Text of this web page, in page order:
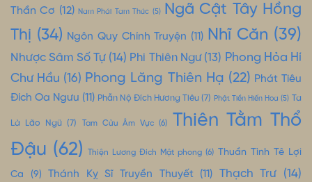
Thần Cơ (12) Nam Phái Tam Thúc (5)
Ngã Cật Tây Hồng
Thị (34) Ngôn Quy Chính Truyện (11) Nhĩ Căn (39)
Nhược Sâm Số Tự(14) Phi Thiên Ngư(13) Phong Hỏa Hí
Chư Hầu (16) Phong Lăng Thiên Hạ (22) Phát Tiêu
Đích Oa Ngưu (11) Phẫn Nộ Đích Hương Tiêu (7) Phật Tiền Hiến Hoa (5) Ta
Là Lão Ngũ(7) Tam Cửu Âm Vực (6)
Thiên Tằm Thổ
Đậu (62) Thiện Lương Đích Mật phong (6) Thuần Tình Tê Lợi
Ca (9) Thánh Kỵ Sĩ Truyền Thuyết(11) Thạch Trư (14)